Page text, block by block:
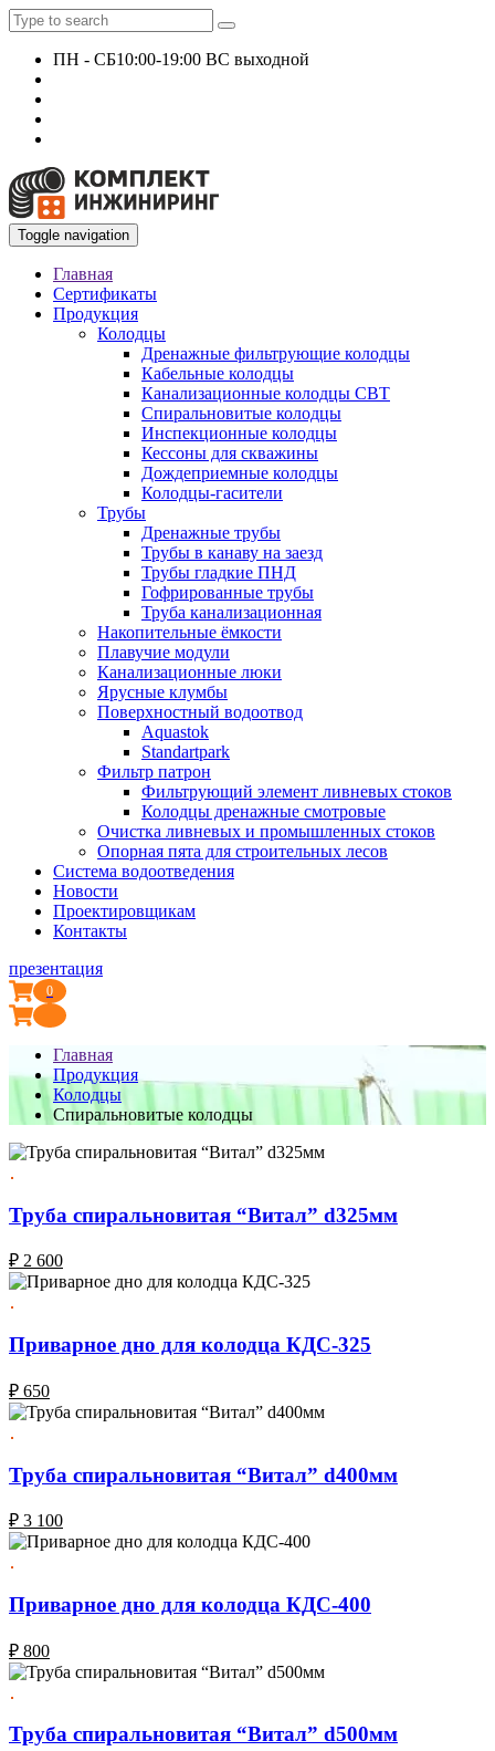
ПН - СБ10:00-19:00 ВС выходной
Toggle navigation
Главная
Сертификаты
Продукция
Колодцы
Дренажные фильтрующие колодцы
Кабельные колодцы
Канализационные колодцы СВТ
Спиральновитые колодцы
Инспекционные колодцы
Кессоны для скважины
Дождеприемные колодцы
Колодцы-гасители
Трубы
Дренажные трубы
Трубы в канаву на заезд
Трубы гладкие ПНД
Гофрированные трубы
Труба канализационная
Накопительные ёмкости
Плавучие модули
Канализационные люки
Ярусные клумбы
Поверхностный водоотвод
Aquastok
Standartpark
Фильтр патрон
Фильтрующий элемент ливневых стоков
Колодцы дренажные смотровые
Очистка ливневых и промышленных стоков
Опорная пята для строительных лесов
Система водоотведения
Новости
Проектировщикам
Контакты
презентация
0
Главная
Продукция
Колодцы
Спиральновитые колодцы
Труба спиральновитая “Витал” d325мм
₽ 2 600
Приварное дно для колодца КДС-325
₽ 650
Труба спиральновитая “Витал” d400мм
₽ 3 100
Приварное дно для колодца КДС-400
₽ 800
Труба спиральновитая “Витал” d500мм